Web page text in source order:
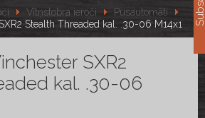
Vītņstobra ieroči
Pusautomāti
Stealth Threaded kal. .30-06 M14x1
SXR2
kal. .30-06